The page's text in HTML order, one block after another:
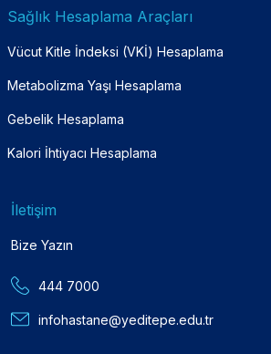
Sağlık Hesaplama Araçları
Vücut Kitle İndeksi (VKİ) Hesaplama
Metabolizma Yaşı Hesaplama
Gebelik Hesaplama
Kalori İhtiyacı Hesaplama
İletişim
Bize Yazın
444 7000
infohastane@yeditepe.edu.tr